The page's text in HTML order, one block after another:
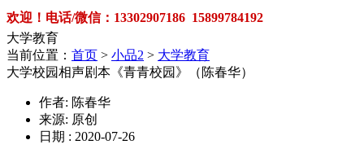
欢迎！电话/微信：13302907186 15899784192
大学教育
当前位置： 首页 > 小品2 > 大学教育
大学校园相声剧本《青青校园》（陈春华）
作者: 陈春华
来源: 原创
日期 : 2020-07-26